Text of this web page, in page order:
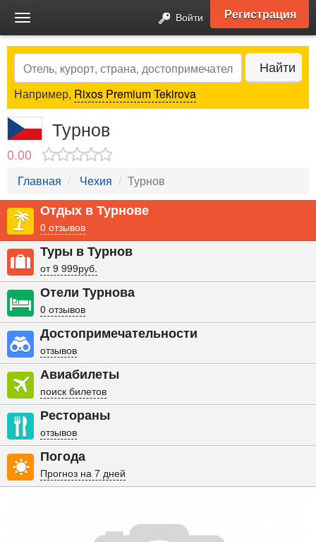
Toggle
navigation
Войти Регистрация
Search Найти
Например, Rixos Premium Tekirova
Турнов
0.00
Главная Чехия Турнов
Отдых в Турнове
0 отзывов
Туры в Турнов
от 9 999руб.
Отели Турнова
0 отзывов
Достопримечательности
отзывов
Авиабилеты
поиск билетов
Рестораны
отзывов
Погода
Прогноз на 7 дней